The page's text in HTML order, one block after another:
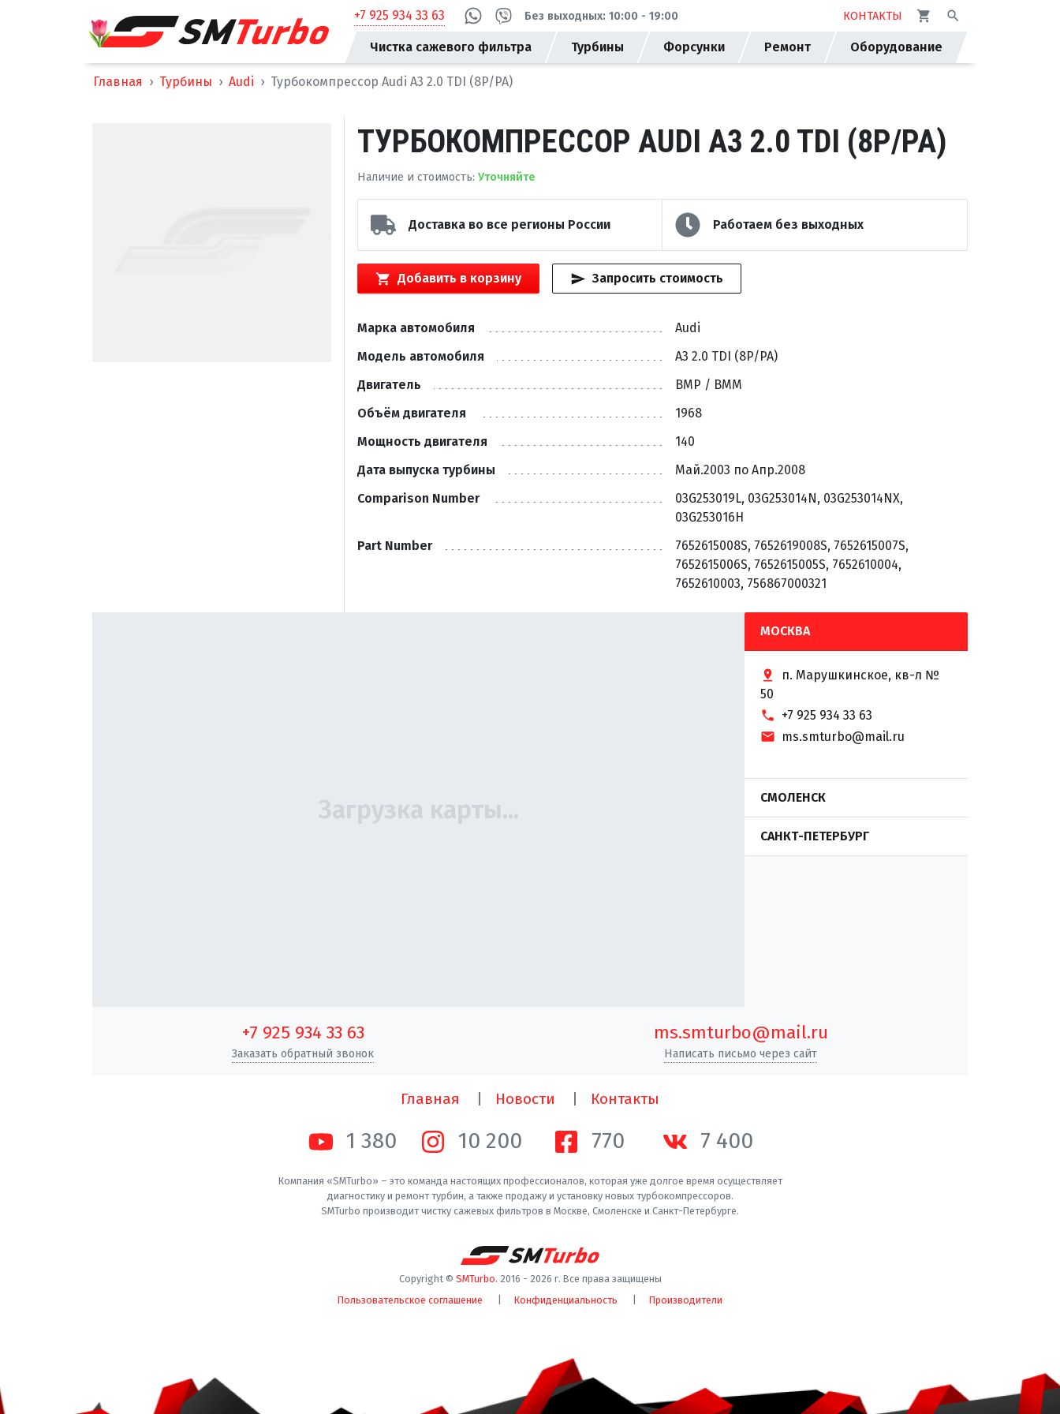
+7 925 934 33 63 Без выходных: 10:00 - 19:00 КОНТАКТЫ
Чистка сажевого фильтра Турбины Форсунки Ремонт Оборудование
Главная Турбины Audi Турбокомпрессор Audi A3 2.0 TDI (8P/PA)
ТУРБОКОМПРЕССОР AUDI A3 2.0 TDI (8P/PA)
Наличие и стоимость: Уточняйте
Доставка во все регионы России Работаем без выходных
Добавить в корзину Запросить стоимость
Марка автомобиля
Audi
Модель автомобиля
A3 2.0 TDI (8P/PA)
Двигатель
BMP / BMM
Объём двигателя
1968
Мощность двигателя
140
Дата выпуска турбины
Май.2003 по Апр.2008
Comparison Number
03G253019L, 03G253014N, 03G253014NX,
03G253016H
Part Number
7652615008S, 7652619008S, 7652615007S,
7652615006S, 7652615005S, 7652610004,
7652610003, 756867000321
МОСКВА
п. Марушкинское, кв-л №
50
+7 925 934 33 63
ms.smturbo@mail.ru
СМОЛЕНСК
САНКТ-ПЕТЕРБУРГ
+7 925 934 33 63
Заказать обратный звонок
ms.smturbo@mail.ru
Написать письмо через сайт
Главная Новости Контакты
1 380 10 200 770 7 400
Компания «SMTurbo» – это команда настоящих профессионалов, которая уже долгое время осуществляет
диагностику и ремонт турбин, а также продажу и установку новых турбокомпрессоров.
SMTurbo производит чистку сажевых фильтров в Москве, Смоленске и Санкт-Петербурге.
Copyright © SMTurbo. 2016 - 2026 г. Все права защищены
Пользовательское соглашение
Конфиденциальность Производители